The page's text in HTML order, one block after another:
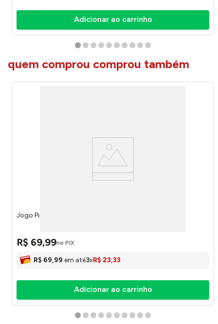
Adicionar ao carrinho
quem comprou comprou também
Jogo Ping Ball Divertido 4009 - Pakitoys
R$ 69,99no PIX
R$ 69,99 em até3xR$ 23,33
Adicionar ao carrinho